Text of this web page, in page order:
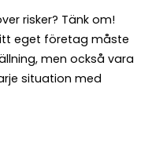
risker? Tänk om!
eget företag måste
men också vara
situation med